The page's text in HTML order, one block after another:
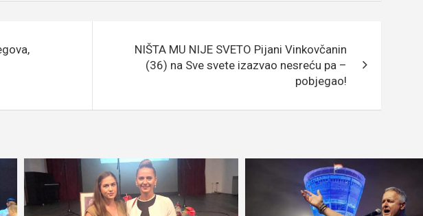
NIŠTA MU NIJE SVETO Pijani Vinkovčanin
(36) na Sve svete izazvao nesreću pa –
pobjegao!